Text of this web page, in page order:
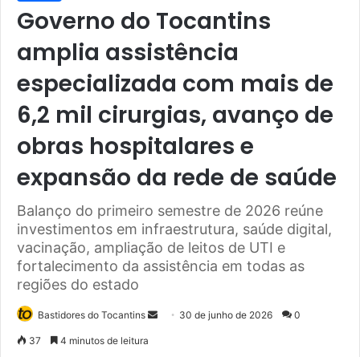
Governo do Tocantins
amplia assistência
especializada com mais de
6,2 mil cirurgias, avanço de
obras hospitalares e
expansão da rede de saúde
Balanço do primeiro semestre de 2026 reúne
investimentos em infraestrutura, saúde digital,
vacinação, ampliação de leitos de UTI e
fortalecimento da assistência em todas as
regiões do estado
Bastidores do Tocantins 30 de junho de 2026 0
37 4 minutos de leitura